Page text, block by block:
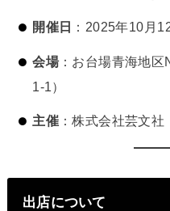
開催日 ：2025年10月
会場：お台場青海地区
1-1）
主催：株式会社芸文社
出店について